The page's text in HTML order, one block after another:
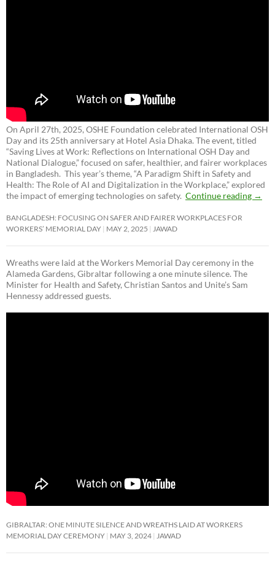
On April 27th, 2025, OSHE Foundation celebrated International OSH
Day and its 25th anniversary at Hotel Asia Dhaka. The event, titled
“Saving Lives at Work: Reflections on International OSH Day and
National Dialogue,”focused on safer, healthier, and fairer workplaces
in Bangladesh. This year’s theme, “A Paradigm Shift in Safety and
Health: The Role of AI and Digitalization in the Workplace,” explored
the impact of emerging technologies on safety. Continue reading →
BANGLADESH: FOCUSING ON SAFER AND FAIRER WORKPLACES FOR
WORKERS’ MEMORIAL DAY MAY 2, 2025 JAWAD
Wreaths were laid at the Workers Memorial Day ceremony in the
Alameda Gardens, Gibraltar following a one minute silence. The
Minister for Health and Safety, Christian Santos and Unite’s Sam
Hennessy addressed guests.
GIBRALTAR: ONE MINUTE SILENCE AND WREATHS LAID AT WORKERS
MEMORIAL DAY CEREMONY MAY 3, 2024 JAWAD